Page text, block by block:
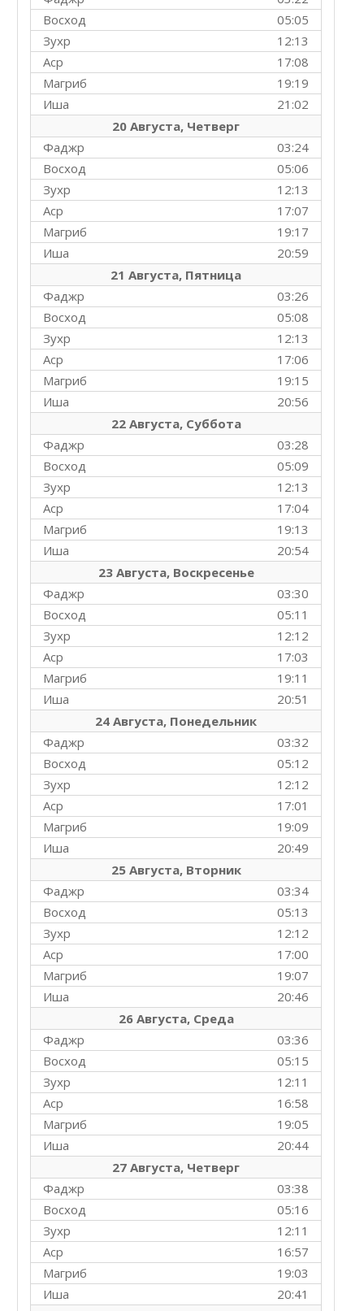
05:05
Восход
12:13
Зухр
17:08
Аср
19:19
Магриб
21:02
Иша
20 Августа, Четверг
03:24
Фаджр
05:06
Восход
12:13
Зухр
17:07
Аср
19:17
Магриб
20:59
Иша
21 Августа, Пятница
03:26
Фаджр
05:08
Восход
12:13
Зухр
17:06
Аср
19:15
Магриб
20:56
Иша
22 Августа, Суббота
03:28
Фаджр
05:09
Восход
12:13
Зухр
17:04
Аср
19:13
Магриб
20:54
Иша
23 Августа, Воскресенье
03:30
Фаджр
05:11
Восход
12:12
Зухр
17:03
Аср
19:11
Магриб
20:51
Иша
24 Августа, Понедельник
03:32
Фаджр
05:12
Восход
12:12
Зухр
17:01
Аср
19:09
Магриб
20:49
Иша
25 Августа, Вторник
03:34
Фаджр
05:13
Восход
12:12
Зухр
17:00
Аср
19:07
Магриб
20:46
Иша
26 Августа, Среда
03:36
Фаджр
05:15
Восход
12:11
Зухр
16:58
Аср
19:05
Магриб
20:44
Иша
27 Августа, Четверг
03:38
Фаджр
05:16
Восход
12:11
Зухр
16:57
Аср
19:03
Магриб
20:41
Иша